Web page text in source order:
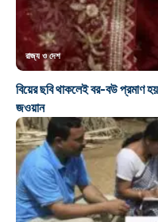
রাজ্য ও দেশ
বিয়ের ছবি থাকলেই বর-বউ প্রমাণ
জওয়ান